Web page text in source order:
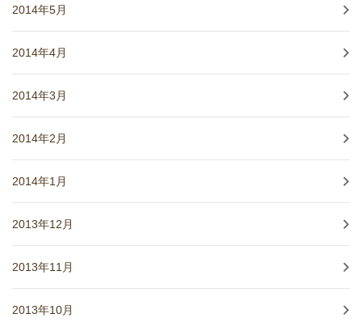
2014年5月
2014年4月
2014年3月
2014年2月
2014年1月
2013年12月
2013年11月
2013年10月